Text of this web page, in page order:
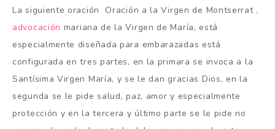
La siguiente oración Oración a la Virgen de Montserrat ,
advocación mariana de la Virgen de María, está
especialmente diseñada para embarazadas está
configurada en tres partes, en la primara se invoca a la
Santísima Virgen María, y se le dan gracias Dios, en la
segunda se le pide salud, paz, amor y especialmente
protección y en la tercera y último parte se le pide no